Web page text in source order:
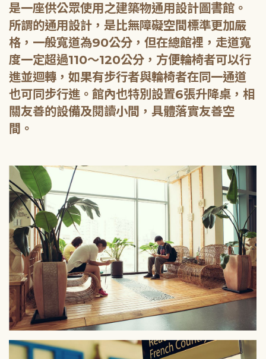
是一座供公眾使用之建築物通用設計圖書館。
所謂的通用設計，是比無障礙空間標準更加嚴
格，一般寬道為90公分，但在總館裡，走道寬
度一定超過110～120公分，方便輪椅者可以行
進並迴轉，如果有步行者與輪椅者在同一通道
也可同步行進。館內也特別設置6張升降桌，相
關友善的設備及閱讀小間，具體落實友善空
間。